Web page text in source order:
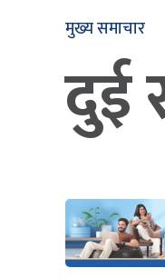
मुख्य समाचार
दुई